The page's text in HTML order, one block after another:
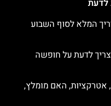
לדעת
המלא לסוף השבוע
לדעת על חופשה
אטרקציות, האם מומלץ,